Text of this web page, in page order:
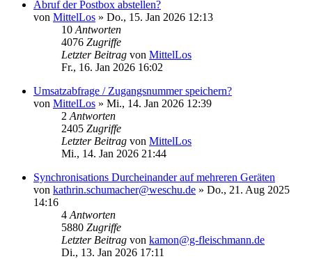
Abruf der Postbox abstellen?
von MittelLos » Do., 15. Jan 2026 12:13
10 Antworten
4076 Zugriffe
Letzter Beitrag von MittelLos
Fr., 16. Jan 2026 16:02
Umsatzabfrage / Zugangsnummer speichern?
von MittelLos » Mi., 14. Jan 2026 12:39
2 Antworten
2405 Zugriffe
Letzter Beitrag von MittelLos
Mi., 14. Jan 2026 21:44
Synchronisations Durcheinander auf mehreren Geräten
von kathrin.schumacher@weschu.de » Do., 21. Aug 2025
14:16
4 Antworten
5880 Zugriffe
Letzter Beitrag von kamon@g-fleischmann.de
Di., 13. Jan 2026 17:11